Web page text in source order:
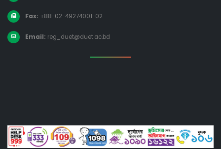
Fax: +88-02-49274001-02
Email: reg_duet@duet.ac.bd